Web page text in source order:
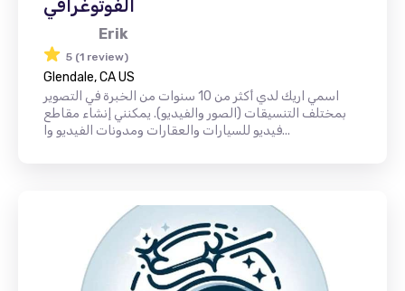
الفوتوغرافي
Erik
5 (1 review)
Glendale, CA US
اسمي اريك لدي أكثر من 10 سنوات من الخبرة في التصوير
بمختلف التنسيقات (الصور والفيديو). يمكنني إنشاء مقاطع
فيديو للسيارات والعقارات ومدونات الفيديو وا...